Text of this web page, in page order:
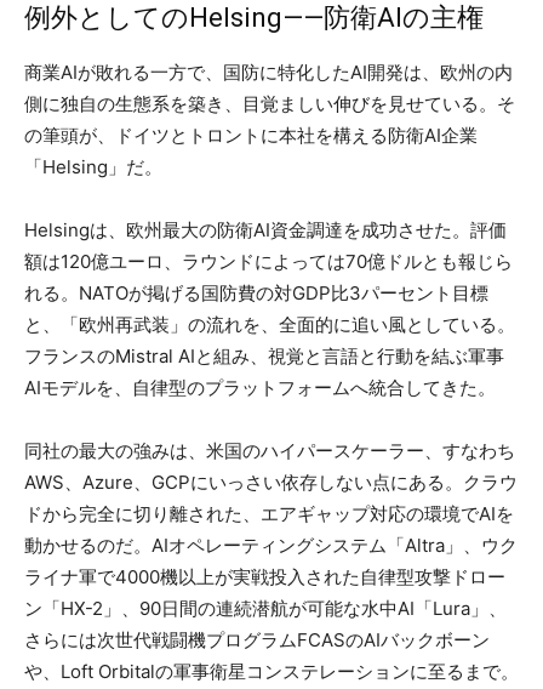
例外としてのHelsing——防衛AIの主権
商業AIが敗れる一方で、国防に特化したAI開発は、欧州の内
側に独自の生態系を築き、目覚ましい伸びを見せている。そ
の筆頭が、ドイツとトロントに本社を構える防衛AI企業
「Helsing」だ。
Helsingは、欧州最大の防衛AI資金調達を成功させた。評価
額は120億ユーロ、ラウンドによっては70億ドルとも報じら
れる。NATOが掲げる国防費の対GDP比3パーセント目標
と、「欧州再武装」の流れを、全面的に追い風としている。
フランスのMistral AIと組み、視覚と言語と行動を結ぶ軍事
AIモデルを、自律型のプラットフォームへ統合してきた。
同社の最大の強みは、米国のハイパースケーラー、すなわち
AWS、Azure、GCPにいっさい依存しない点にある。クラウ
ドから完全に切り離された、エアギャップ対応の環境でAIを
動かせるのだ。AIオペレーティングシステム「Altra」、ウク
ライナ軍で4000機以上が実戦投入された自律型攻撃ドロー
ン「HX-2」、90日間の連続潜航が可能な水中AI「Lura」、
さらには次世代戦闘機プログラムFCASのAIバックボーン
や、Loft Orbitalの軍事衛星コンステレーションに至るまで。